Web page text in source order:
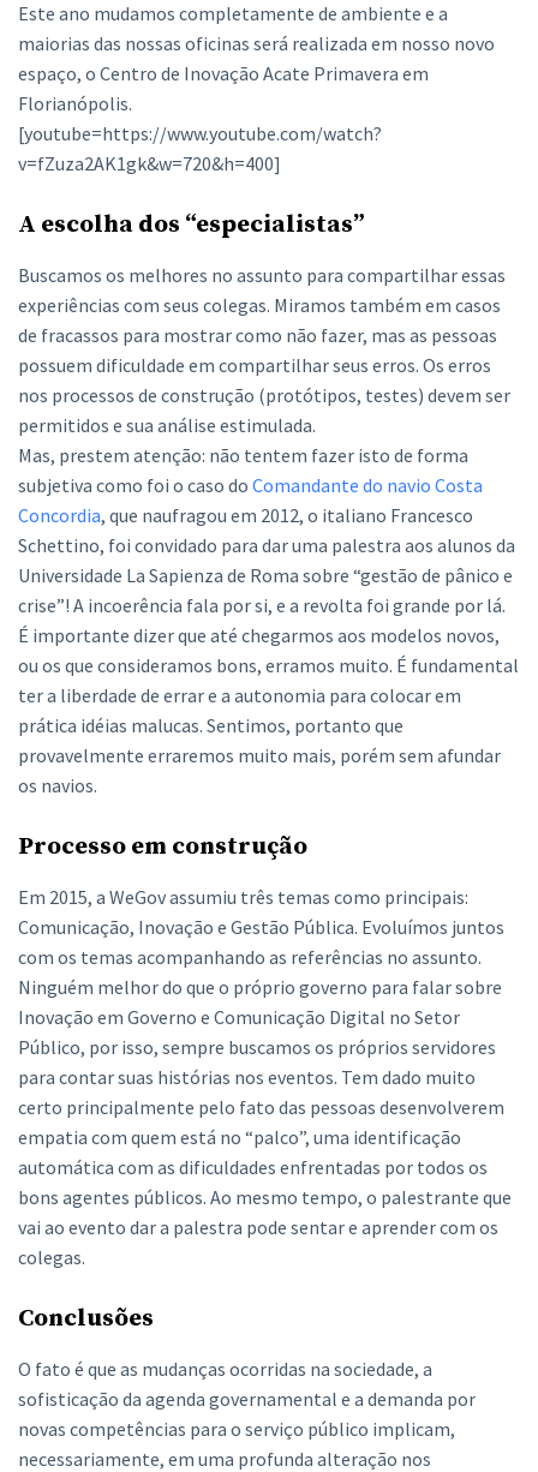
Este ano mudamos completamente de ambiente e a
maiorias das nossas oficinas será realizada em nosso novo
espaço, o Centro de Inovação Acate Primavera em
Florianópolis.
[youtube=https://www.youtube.com/watch?
v=fZuza2AK1gk&w=720&h=400]
A escolha dos “especialistas”
Buscamos os melhores no assunto para compartilhar essas
experiências com seus colegas. Miramos também em casos
de fracassos para mostrar como não fazer, mas as pessoas
possuem dificuldade em compartilhar seus erros. Os erros
nos processos de construção (protótipos, testes) devem ser
permitidos e sua análise estimulada.
Mas, prestem atenção: não tentem fazer isto de forma
subjetiva como foi o caso do Comandante do navio Costa
Concordia, que naufragou em 2012, o italiano Francesco
Schettino, foi convidado para dar uma palestra aos alunos da
Universidade La Sapienza de Roma sobre “gestão de pânico e
crise”! A incoerência fala por si, e a revolta foi grande por lá.
É importante dizer que até chegarmos aos modelos novos,
ou os que consideramos bons, erramos muito. É fundamental
ter a liberdade de errar e a autonomia para colocar em
prática idéias malucas. Sentimos, portanto que
provavelmente erraremos muito mais, porém sem afundar
os navios.
Processo em construção
Em 2015, a WeGov assumiu três temas como principais:
Comunicação, Inovação e Gestão Pública. Evoluímos juntos
com os temas acompanhando as referências no assunto.
Ninguém melhor do que o próprio governo para falar sobre
Inovação em Governo e Comunicação Digital no Setor
Público, por isso, sempre buscamos os próprios servidores
para contar suas histórias nos eventos. Tem dado muito
certo principalmente pelo fato das pessoas desenvolverem
empatia com quem está no “palco”, uma identificação
automática com as dificuldades enfrentadas por todos os
bons agentes públicos. Ao mesmo tempo, o palestrante que
vai ao evento dar a palestra pode sentar e aprender com os
colegas.
Conclusões
O fato é que as mudanças ocorridas na sociedade, a
sofisticação da agenda governamental e a demanda por
novas competências para o serviço público implicam,
necessariamente, em uma profunda alteração nos